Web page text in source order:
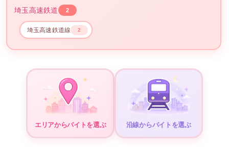
埼玉高速鉄道 2
埼玉高速鉄道線 2
エリアからバイトを選ぶ 沿線からバイトを選ぶ